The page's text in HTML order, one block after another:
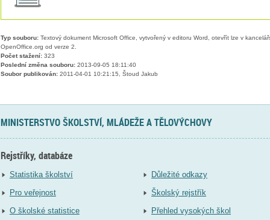
Typ souboru:Textový dokument Microsoft Office, vytvořený v editoru Word, otevřít lze v
OpenOffice.org od verze 2.
Počet stažení:323
Poslední změna souboru:2013-09-05 18:11:40
Soubor publikován:2011-04-01 10:21:15, Štoud Jakub
MINISTERSTVO ŠKOLSTVÍ, MLÁDEŽE A TĚLOVÝCHOVY
Rejstříky, databáze
Statistika školství
Pro veřejnost
O školské statistice
Důležité odkazy
Školský rejstřík
Přehled vysokých škol